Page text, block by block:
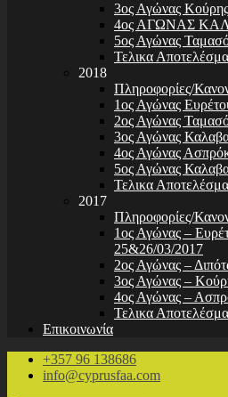
3ος Αγώνας
4ος ΑΓΩΝΑΣ
5ος Αγώνας
Τελικα
2018
Πληροφορίες/
1ος Αγώνας
2ος Αγώνας
3ος Αγώνας
4ος Αγώνας
5ος Αγώνας
Τελικα
2017
Πληροφορίες/
1ος Αγώνας –
25&26/03/2017
2ος Αγώνας –
3ος Αγώνας –
4ος Αγώνας –
Τελικα
Επικοινωνία
+357 96 138686
info@cyprusfaa.com